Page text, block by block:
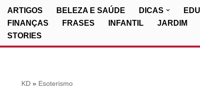
ARTIGOS BELEZA E SAÚDE DICAS
FINANÇAS
FRASES INFANTIL JARDIM
STORIES
KD» Esoterismo